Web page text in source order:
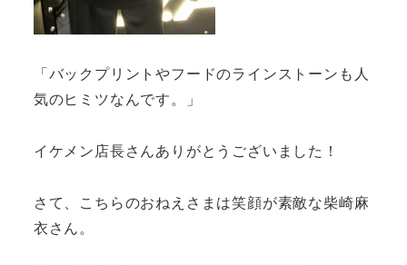
「バックプリントやフードのラインストーンも人
気のヒミツなんです。」
イケメン店長さんありがとうございました！
さて、こちらのおねえさまは笑顔が素敵な柴崎麻
衣さん。